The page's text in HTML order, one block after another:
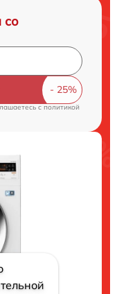
со
cполитикой